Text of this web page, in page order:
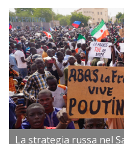
La strategia russa nel